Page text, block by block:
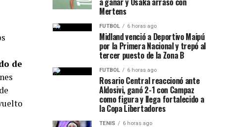
de
Mertens
FUTBOL 6 horas ago
Midland venció a Deportivo Maipú
por la Primera Nacional y trepó al
tercer puesto de la Zona B
FUTBOL 6 horas ago
Rosario Central reaccionó ante
Aldosivi, ganó 2-1 con Campaz
como figura y llega fortalecido a
la Copa Libertadores
TENIS 6 horas ago